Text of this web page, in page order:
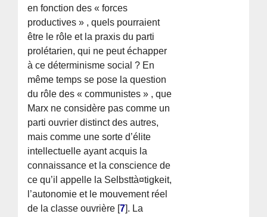
en fonction des « forces
productives » , quels pourraient
être le rôle et la praxis du parti
prolétarien, qui ne peut échapper
à ce déterminisme social ? En
même temps se pose la question
du rôle des « communistes » , que
Marx ne considère pas comme un
parti ouvrier distinct des autres,
mais comme une sorte d’élite
intellectuelle ayant acquis la
connaissance et la conscience de
ce qu’il appelle la Selbsttà¤tigkeit,
l’autonomie et le mouvement réel
de la classe ouvrière [7]. La